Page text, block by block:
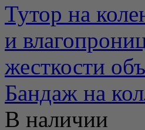
Тутор на
и
жесткости
Бандаж на
В наличии